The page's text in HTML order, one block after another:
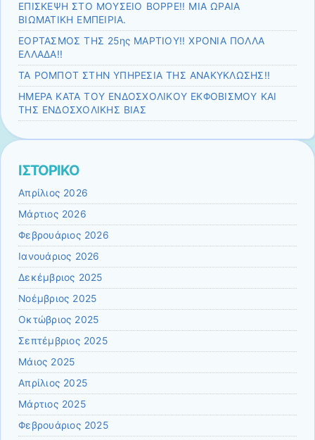
ΕΠΙΣΚΕΨΗ ΣΤΟ ΜΟΥΣΕΙΟ ΒΟΡΡΕ!! ΜΙΑ ΩΡΑΙΑ
ΒΙΩΜΑΤΙΚΗ ΕΜΠΕΙΡΙΑ.
ΕΟΡΤΑΣΜΟΣ ΤΗΣ 25ης ΜΑΡΤΙΟΥ!! ΧΡΟΝΙΑ ΠΟΛΛΑ
ΕΛΛΑΔΑ!!
ΤΑ ΡΟΜΠΟΤ ΣΤΗΝ ΥΠΗΡΕΣΙΑ ΤΗΣ ΑΝΑΚΥΚΛΩΣΗΣ!!
ΗΜΕΡΑ ΚΑΤΑ ΤΟΥ ΕΝΔΟΣΧΟΛΙΚΟΥ ΕΚΦΟΒΙΣΜΟΥ ΚΑΙ
ΤΗΣ ΕΝΔΟΣΧΟΛΙΚΗΣ ΒΙΑΣ
ΙΣΤΟΡΙΚΟ
Απρίλιος 2026
Μάρτιος 2026
Φεβρουάριος 2026
Ιανουάριος 2026
Δεκέμβριος 2025
Νοέμβριος 2025
Οκτώβριος 2025
Σεπτέμβριος 2025
Μάιος 2025
Απρίλιος 2025
Μάρτιος 2025
Φεβρουάριος 2025